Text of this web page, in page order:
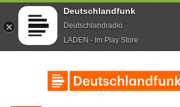
Deutschlandfunk
Deutschlandradio
LADEN - Im Play Store